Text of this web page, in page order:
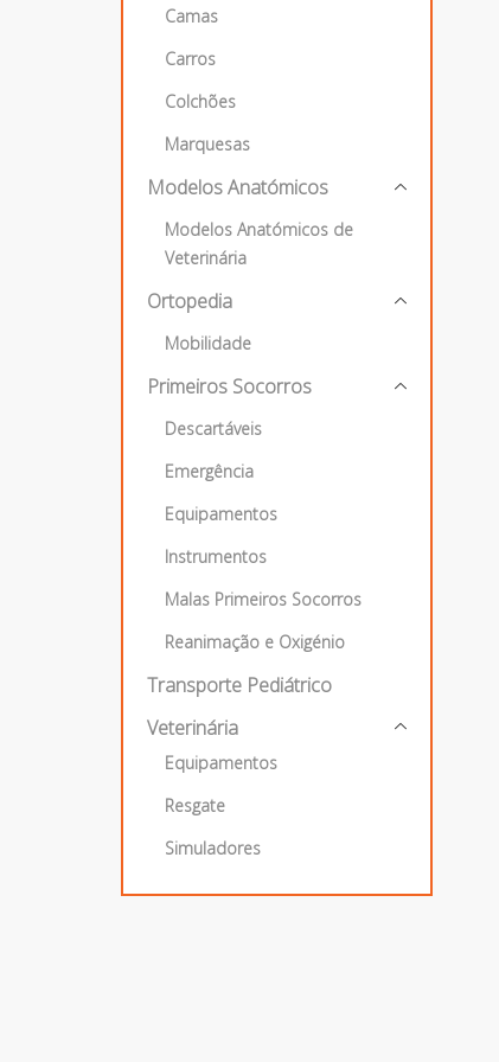
Camas
Carros
Colchões
Marquesas
Modelos Anatómicos
Modelos Anatómicos de
Veterinária
Ortopedia
Mobilidade
Primeiros Socorros
Descartáveis
Emergência
Equipamentos
Instrumentos
Malas Primeiros Socorros
Reanimação e Oxigénio
Transporte Pediátrico
Veterinária
Equipamentos
Resgate
Simuladores